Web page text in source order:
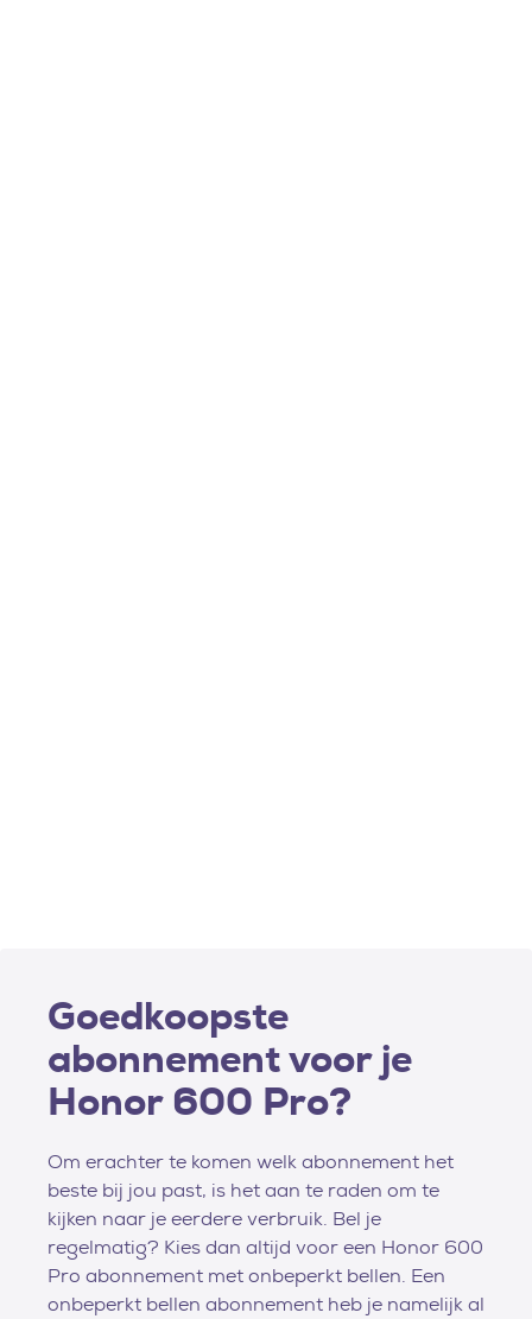
Goedkoopste
abonnement voor je
Honor 600 Pro?
Om erachter te komen welk abonnement het
beste bij jou past, is het aan te raden om te
kijken naar je eerdere verbruik. Bel je
regelmatig? Kies dan altijd voor een Honor 600
Pro abonnement met onbeperkt bellen. Een
onbeperkt bellen abonnement heb je namelijk al